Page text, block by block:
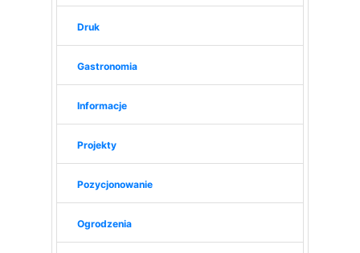
Druk
Gastronomia
Informacje
Projekty
Pozycjonowanie
Ogrodzenia